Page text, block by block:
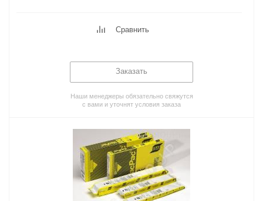
Сравнить
Заказать
Наши менеджеры обязательно свяжутся
с вами и уточнят условия заказа